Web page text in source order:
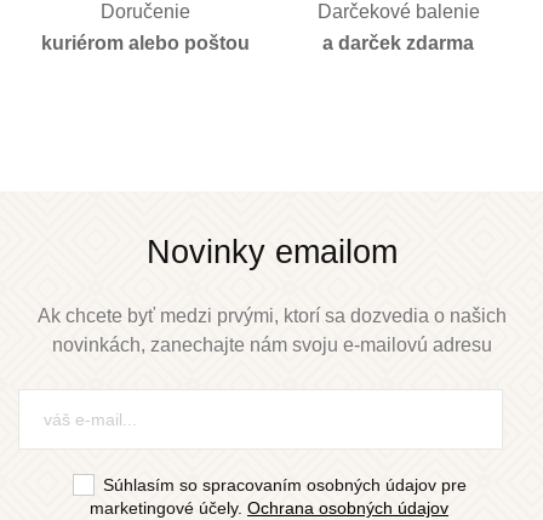
Doručenie
kuriérom alebo poštou
Darčekové balenie
a darček zdarma
Novinky emailom
Ak chcete byť medzi prvými, ktorí sa dozvedia o našich
novinkách, zanechajte nám svoju e-mailovú adresu
Súhlasím so spracovaním osobných údajov pre
marketingové účely. Ochrana osobných údajov